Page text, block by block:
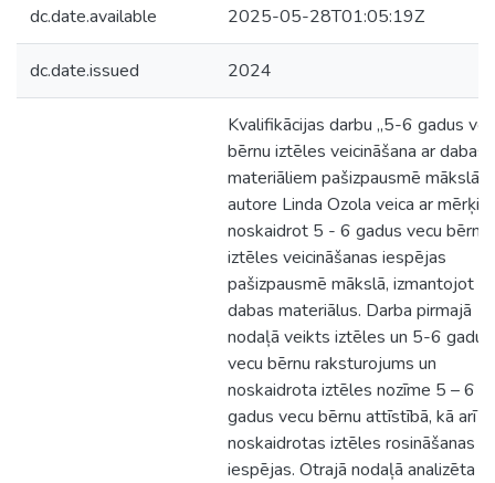
dc.date.available 2025-05-28T01:05:19Z
dc.date.issued 2024
Kvalifikācijas darbu „5-6 gadus
bērnu iztēles veicināšana ar dabas
materiāliem pašizpausmē mākslā”
autore Linda Ozola veica ar mērķi
noskaidrot 5 - 6 gadus vecu bērnu
iztēles veicināšanas iespējas
pašizpausmē mākslā, izmantojot
dabas materiālus. Darba pirmajā
nodaļā veikts iztēles un 5-6 gadus
vecu bērnu raksturojums un
noskaidrota iztēles nozīme 5 – 6
gadus vecu bērnu attīstībā, kā arī
noskaidrotas iztēles rosināšanas
iespējas. Otrajā nodaļā analizēta